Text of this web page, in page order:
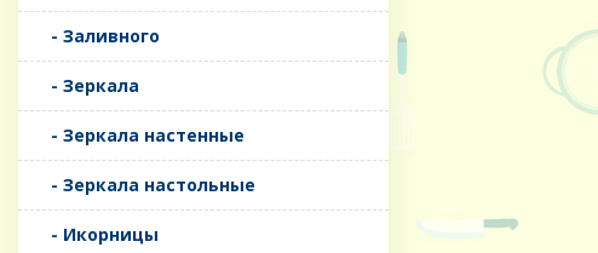
- Заливного
- Зеркала
- Зеркала настенные
- Зеркала настольные
- Икорницы